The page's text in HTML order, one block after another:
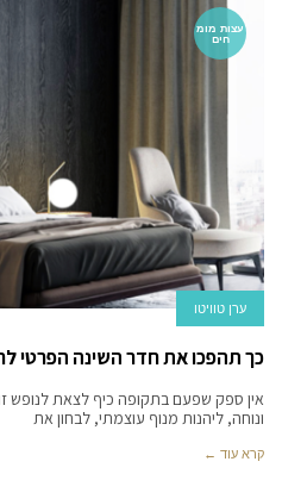
עצות מומ
חים
ערן טוויטו
כך תהפכו את חדר השינה הפרטי
אין ספק שפעם בתקופה כיף לצאת לנופש
ונוחה, ליהנות מנוף עוצמתי, לבחון את
קרא עוד ←